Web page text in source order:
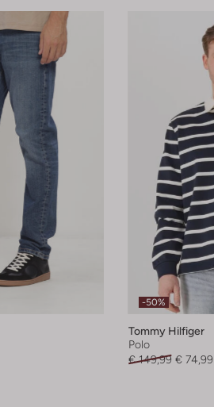
-50%
Tommy Hilfiger
Polo
€ 149,99 € 74,99